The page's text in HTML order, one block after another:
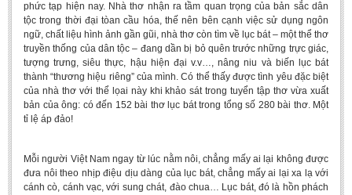
Theater and Film
Culture - History - Philosophy
Education
BA, MA, PhD. Theses
CONFERENCE
Modernization process in Japanese literature and in the literatures of
East-Asian region
phức tạp hiện nay. Nhà thơ nhận ra tầm quan trọng của bản sắc dân
tộc trong thời đại tòan cầu hóa, thế nên bên cạnh việc sử dụng ngôn
ngữ, chất liệu hình ảnh gần gũi, nhà thơ còn tìm về lục bát – một thể thơ
truyền thống của dân tộc – đang dần bị bỏ quên trước những trực giác,
tượng trưng, siêu thực, hậu hiện đại v.v…, nâng niu và biến lục bát
thành “thương hiệu riêng” của mình. Có thể thấy được tình yêu đặc biệt
của nhà thơ với thể lọai này khi khảo sát trong tuyển tập thơ vừa xuất
bản của ông: có đến 152 bài thơ lục bát trong tổng số 280 bài thơ. Một
tỉ lệ áp đảo!
Mỗi người Việt Nam ngay từ lúc nằm nôi, chẳng mấy ai lại không được
đưa nôi theo nhịp điệu dịu dàng của lục bát, chẳng mấy ai lại xa lạ với
cánh cò, cánh vạc, với sung chát, đào chua… Lục bát, đó là hồn phách